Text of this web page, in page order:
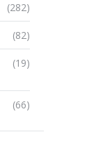
(282)
(82)
(19)
(66)